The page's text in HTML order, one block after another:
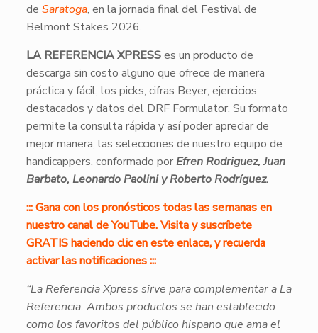
de Saratoga, en la jornada final del Festival de
Belmont Stakes 2026.
LA REFERENCIA XPRESSes un producto de
descarga sin costo alguno que ofrece de manera
práctica y fácil, los picks, cifras Beyer, ejercicios
destacados y datos del DRF Formulator. Su formato
permite la consulta rápida y así poder apreciar de
mejor manera, las selecciones de nuestro equipo de
handicappers, conformado porEfren Rodriguez, Juan
Barbato, Leonardo Paolini y Roberto Rodríguez.
::: Gana con los pronósticos todas las semanas en
nuestro canal de YouTube. Visita y suscríbete
GRATIS haciendo clic en este enlace, y recuerda
activar las notificaciones :::
“La Referencia Xpress sirve para complementar a La
Referencia. Ambos productos se han establecido
como los favoritos del público hispano que ama el